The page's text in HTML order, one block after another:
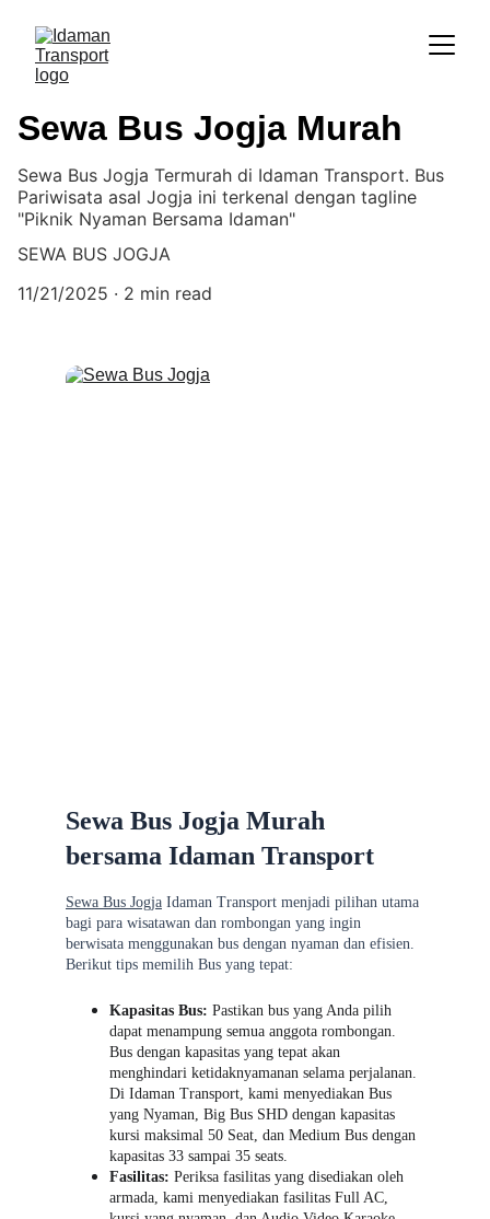
Sewa Bus Jogja Murah
Sewa Bus Jogja Termurah di Idaman Transport. Bus
Pariwisata asal Jogja ini terkenal dengan tagline
"Piknik Nyaman Bersama Idaman"
SEWA BUS JOGJA
11/21/2025
2 min read
Sewa Bus Jogja Murah
bersama Idaman Transport
Sewa Bus Jogja Idaman Transport menjadi pilihan utama
bagi para wisatawan dan rombongan yang ingin
berwisata menggunakan bus dengan nyaman dan efisien.
Berikut tips memilih Bus yang tepat:
Kapasitas Bus: Pastikan bus yang Anda pilih
dapat menampung semua anggota rombongan.
Bus dengan kapasitas yang tepat akan
menghindari ketidaknyamanan selama perjalanan.
Di Idaman Transport, kami menyediakan Bus
yang Nyaman, Big Bus SHD dengan kapasitas
kursi maksimal 50 Seat, dan Medium Bus dengan
kapasitas 33 sampai 35 seats.
Fasilitas: Periksa fasilitas yang disediakan oleh
armada, kami menyediakan fasilitas Full AC,